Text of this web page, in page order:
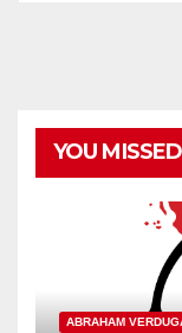
YOU MISSED
ABRAHAM